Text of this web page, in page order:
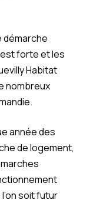
démarche
forte et les
Habitat
nombreux
année des
de logement,
soit futur